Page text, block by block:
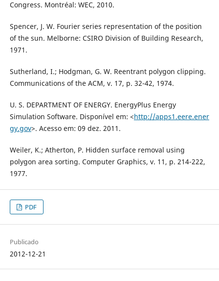
Congress. Montréal: WEC, 2010.
Spencer, J. W. Fourier series representation of the position
of the sun. Melborne: CSIRO Division of Building Research,
1971.
Sutherland, I.; Hodgman, G. W. Reentrant polygon clipping.
Communications of the ACM, v. 17, p. 32-42, 1974.
U. S. DEPARTMENT OF ENERGY. EnergyPlus Energy
Simulation Software. Disponível em: <http://apps1.eere.ener
gy.gov>. Acesso em: 09 dez. 2011.
Weiler, K.; Atherton, P. Hidden surface removal using
polygon area sorting. Computer Graphics, v. 11, p. 214-222,
1977.
PDF
Publicado
2012-12-21